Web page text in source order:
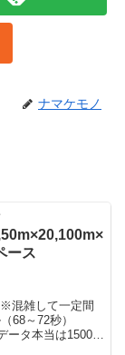
ナマケモノ
ース
混雑して一定間
68～72秒）
ータ本当は1500m